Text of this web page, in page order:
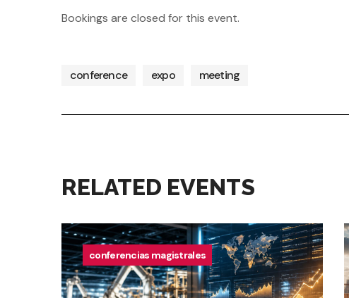
Bookings are closed for this event.
conference expo meeting
RELATED EVENTS
conferencias magistrales